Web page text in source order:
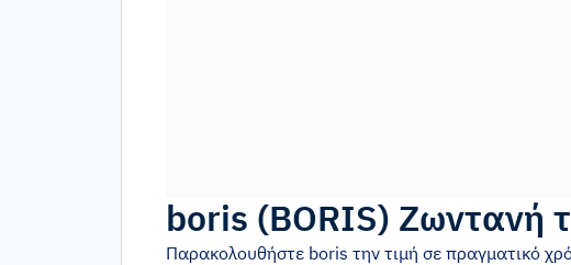
boris (BORIS) Ζωντανή
Παρακολουθήστε boris την τιμή σε πραγματικό